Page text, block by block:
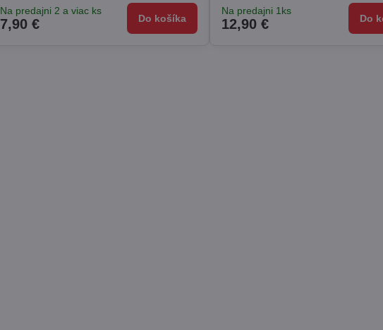
Na predajni 2 a viac ks
7,90 € Do košíka
Na predajni 1ks
12,90 € Do